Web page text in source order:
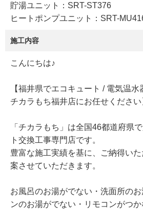
貯湯ユニット：SRT-ST376
ヒートポンプユニット：SRT-
施工内容
​こんにちは♪
【福井県でエコキュート / 電気温
チカラもち福井店にお任せください
「チカラもち」は全国46都道府県
ト交換工事専門店です。
豊富な施工実績を基に、ご納得い
案させていただきます。
お風呂のお湯がでない・洗面所の
ンのお湯がでない・リモコンがつ